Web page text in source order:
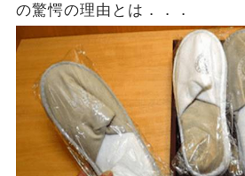
の驚愕の理由とは．．．